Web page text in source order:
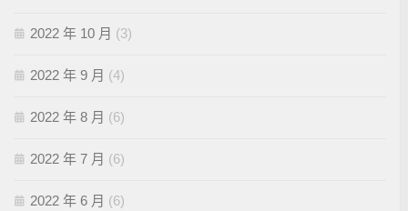
2022 年 10 月 (3)
2022 年 9 月 (4)
2022 年 8 月 (6)
2022 年 7 月 (6)
2022 年 6 月 (6)